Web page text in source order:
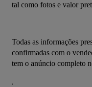
tal como fotos e valor
Todas as informações
confirmadas com o
tem o anúncio completo
.